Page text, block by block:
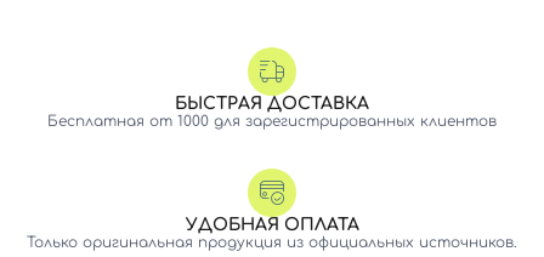
БЫСТРАЯ ДОСТАВКА
Бесплатная от 1000 для зарегистрированных клиентов
УДОБНАЯ ОПЛАТА
Только оригинальная продукция из официальных источников.